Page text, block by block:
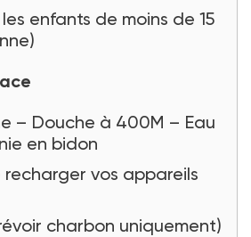
enfants de moins de 15
– Douche à 400M – Eau
en bidon
recharger vos appareils
charbon uniquement)